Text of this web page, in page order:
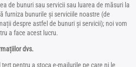
de bunuri sau servicii sau luarea de măsuri la
furniza bunurile și serviciile noastre (de
despre astfel de bunuri și servicii); noi vom
a face acest lucru.
dvs.
pentru a stoca e-mailurile pe care ni le